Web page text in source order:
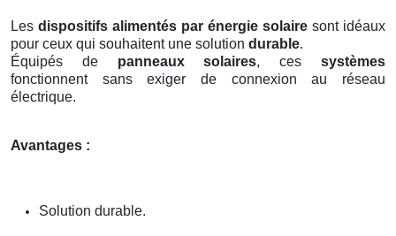
Les dispositifs alimentés par énergie solaire sont idéaux
pour ceux qui souhaitent une solution durable.
Équipés de panneaux solaires, cessystèmes
fonctionnent sans exiger de connexion au réseau
électrique.
Avantages :
Solution durable.